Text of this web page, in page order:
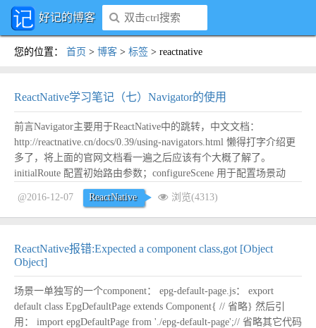
好记的博客
您的位置 ： 首页 > 博客 > 标签 > reactnative
ReactNative学习笔记（七）Navigator的使用
前言Navigator主要用于ReactNative中的跳转，中文文档：
http://reactnative.cn/docs/0.39/using-navigators.html 懒得打字介绍更
多了，将上面的官网文档看一遍之后应该有个大概了解了。
initialRoute 配置初始路由参数；configureScene 用于配置场景动
画；renderScene 指示具体如何渲染一个场景...
@2016-12-07
ReactNative 浏览(4313)
ReactNative报错:Expected a component class,got [Object
Object]
场景一单独写的一个component： epg-default-page.js： export
default class EpgDefaultPage extends Component{ // 省略} 然后引
用： import epgDefaultPage from './epg-default-page';// 省略其它代码